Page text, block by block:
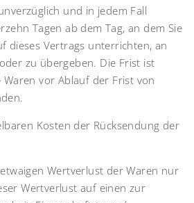
und in jedem Fall
Tagen ab dem Tag, an dem Sie
dieses Vertrags unterrichten, an
zu übergeben. Die Frist ist
Waren vor Ablauf der Frist von
Kosten der Rücksendung der
Wertverlust der Waren nur
Wertverlust auf einen zur